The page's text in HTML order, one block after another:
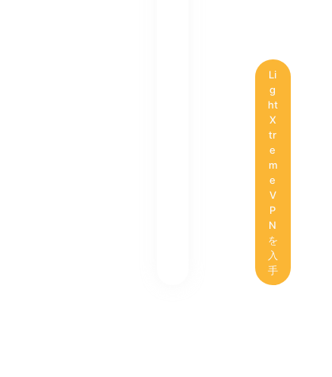
Li
g
ht
X
tr
e
m
e
V
P
N
を
入
手